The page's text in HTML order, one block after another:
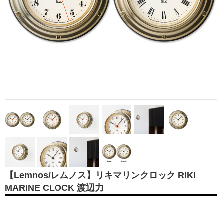
【Lemnos/レムノス】リキマリンクロック RIKI
MARINE CLOCK 渡辺力